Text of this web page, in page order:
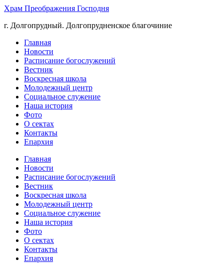
Храм Преображения Господня
г. Долгопрудный. Долгопрудненское благочиние
Главная
Новости
Расписание богослужений
Вестник
Воскресная школа
Молодежный центр
Социальное служение
Наша история
Фото
О сектах
Контакты
Епархия
Главная
Новости
Расписание богослужений
Вестник
Воскресная школа
Молодежный центр
Социальное служение
Наша история
Фото
О сектах
Контакты
Епархия